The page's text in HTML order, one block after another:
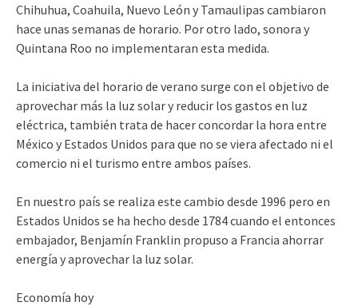
Chihuhua, Coahuila, Nuevo León y Tamaulipas cambiaron
hace unas semanas de horario. Por otro lado, sonora y
Quintana Roo no implementaran esta medida.
La iniciativa del horario de verano surge con el objetivo de
aprovechar más la luz solar y reducir los gastos en luz
eléctrica, también trata de hacer concordar la hora entre
México y Estados Unidos para que no se viera afectado ni el
comercio ni el turismo entre ambos países.
En nuestro país se realiza este cambio desde 1996 pero en
Estados Unidos se ha hecho desde 1784 cuando el entonces
embajador, Benjamín Franklin propuso a Francia ahorrar
energía y aprovechar la luz solar.
Economía hoy